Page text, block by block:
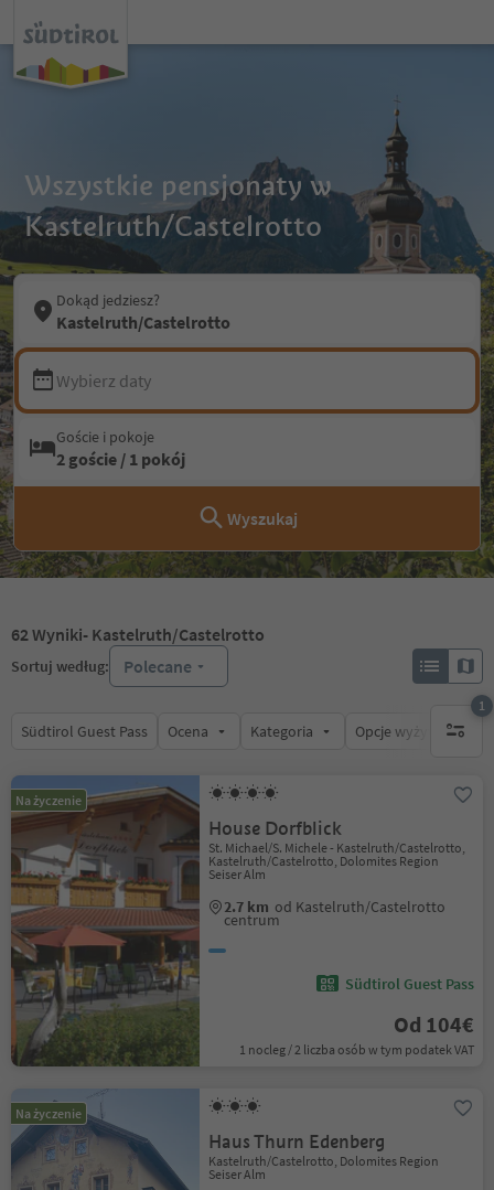
Wszystkie pensjonaty w
Kastelruth/Castelrotto
Dokąd jedziesz?
Kastelruth/Castelrotto
Wybierz daty
Goście i pokoje
2 goście / 1 pokój
Wyszukaj
62Wyniki- Kastelruth/Castelrotto
Sortuj według: Polecane
Südtirol Guest Pass Ocena Kategoria Opcje wyżywienia
1
1
Na życzenie
House Dorfblick
St. Michael/S. Michele - Kastelruth/Castelrotto,
Kastelruth/Castelrotto, Dolomites Region
Seiser Alm
2.7 km od Kastelruth/Castelrotto
centrum
Südtirol Guest Pass
Od 104€
1 nocleg / 2 liczba osób w tym podatek VAT
Na życzenie
Haus Thurn Edenberg
Kastelruth/Castelrotto, Dolomites Region
Seiser Alm